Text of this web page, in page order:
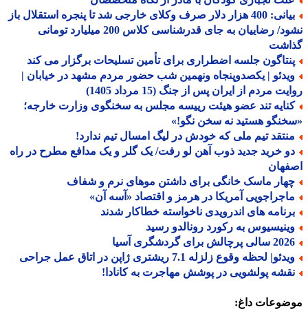
بیانی: 400 هزار دلار صرف وکلای خارجی شد تا پنجره استقلال باز
نشود/ رضاییان به جای قدرشناسی کلاس 200 میلیارد تومانی
جلسه اضطراری برای تأمین تسلیحات برگزار می کند
| یکصدوپنجاه ونهمین شب حضور مردم مشهد در خیابان |
مردم از ایران پس از جنگ (15 مرداد 1405)
تند عضو هیئت رییسه مجلس به سخنگوی وزارت خارجه؛
هستید نه سخن نگو!»
تیم ملی که خودش در لیگ امسال تیم ندارد!
خرید جدید ذوب آهن لو رفت/ یک گلر و یک مدافع مطرح در راه
ماسک خانگی برای داشتن موهای نرم و شفاف
آمریکا در هرمز و اقتصاد «آسه آن»
های اندرویدی ناخواسته خطاکار شدند
به رکورد رونالدو رسید
پرچالش برای گردشگری آسیا
لحظه وقوع زلزله 7.1 ریشتری ژاپن در اتاق عمل جراحی
پولشویی در پوشش مهاجرت به کانادا!
داغ: